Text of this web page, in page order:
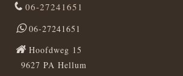
06-27241651
06-27241651
Hoofdweg 15
9627 PA Hellum